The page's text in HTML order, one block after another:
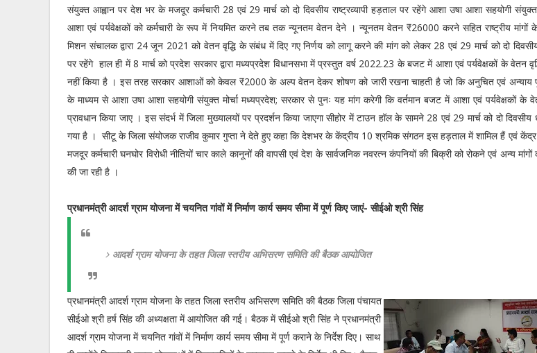
संयुक्त आह्वान पर देश भर के मजदूर कर्मचारी 28 एवं 29 मार्च को दो दिवसीय राष्ट्रव्यापी हड़ताल पर रहेंगे आशा उषा आशा सहयोगी संयुक्त
आशा एवं पर्यवेक्षकों को कर्मचारी के रूप में नियमित करने तब तक न्यूनतम वेतन देने । न्यूनतम वेतन ₹26000 करने सहित राष्ट्रीय मांगों
मिशन संचालक द्वारा 24 जून 2021 को वेतन वृद्धि के संबंध में दिए गए निर्णय को लागू करने की मांग को लेकर 28 एवं 29 मार्च को दो दिवसीय
पर रहेंगे हाल ही में 8 मार्च को प्रदेश सरकार द्वारा मध्यप्रदेश विधानसभा में प्रस्तुत वर्ष 2022.23 के बजट में आशा एवं पर्यवेक्षकों के वेतन
नहीं किया है । इस तरह सरकार आशाओं को केवल ₹2000 के अल्प वेतन देकर शोषण को जारी रखना चाहती है जो कि अनुचित एवं अन्याय
के माध्यम से आशा उषा आशा सहयोगी संयुक्त मोर्चा मध्यप्रदेश; सरकार से पुनः यह मांग करेगी कि वर्तमान बजट में आशा एवं पर्यवेक्षकों के
प्रावधान किया जाए । इस संदर्भ में जिला मुख्यालयों पर प्रदर्शन किया जाएगा सीहोर में टाउन हॉल के सामने 28 एवं 29 मार्च को दो
गया है । सीटू के जिला संयोजक राजीव कुमार गुप्ता ने देते हुए कहा कि देशभर के केंद्रीय 10 श्रमिक संगठन इस हड़ताल में शामिल हैं एवं केंद्र
मजदूर कर्मचारी घनघोर विरोधी नीतियों चार काले कानूनों की वापसी एवं देश के सार्वजनिक नवरत्न कंपनियों की बिक्री को रोकने एवं अन्य
की जा रही है ।
प्रधानमंत्री आदर्श ग्राम योजना में चयनित गांवों में निर्माण कार्य समय सीमा में पूर्ण किए जाएं- सीईओ श्री सिंह
आदर्श ग्राम योजना के तहत जिला स्तरीय अभिसरण समिति की बैठक आयोजित
प्रधानमंत्री आदर्श ग्राम योजना के तहत जिला स्तरीय अभिसरण समिति की बैठक जिला पंचायत
सीईओ श्री हर्ष सिंह की अध्यक्षता में आयोजित की गई। बैठक में सीईओ श्री सिंह ने प्रधानमंत्री
आदर्श ग्राम योजना में चयनित गांवों में निर्माण कार्य समय सीमा में पूर्ण कराने के निर्देश दिए। साथ